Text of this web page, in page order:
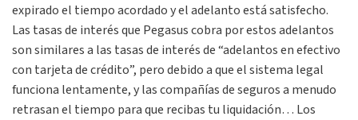
expirado el tiempo acordado y el adelanto está satisfecho.
Las tasas de interés que Pegasus cobra por estos adelantos
son similares a las tasas de interés de “adelantos en efectivo
con tarjeta de crédito”, pero debido a que el sistema legal
funciona lentamente, y las compañías de seguros a menudo
retrasan el tiempo para que recibas tu liquidación… Los